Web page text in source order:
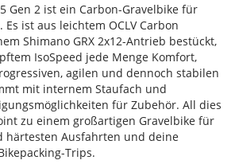
Gen 2 ist ein Carbon-Gravelbike für
ist aus leichtem OCLV Carbon
Shimano GRX 2x12-Antrieb bestückt,
IsoSpeed jede Menge Komfort,
agilen und dennoch stabilen
mit internem Staufach und
für Zubehör. All dies
zu einem großartigen Gravelbike für
härtesten Ausfahrten und deine
Trips.